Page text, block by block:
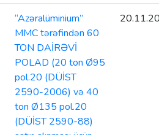
“Azəralüminium”
MMC tərəfindən 60
TON DAİRƏVİ
POLAD (20 ton Ø95
pol.20 (DÜİST
2590-2006) və 40
ton Ø135 pol.20
(DÜİST 2590-88)